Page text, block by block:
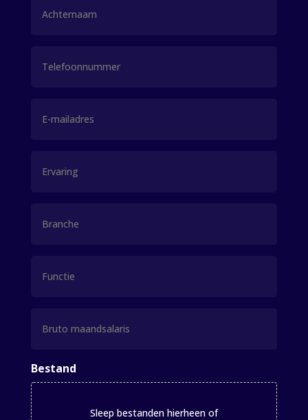
mailadres
maandsalaris
Bestand
Sleep bestanden hierheen of